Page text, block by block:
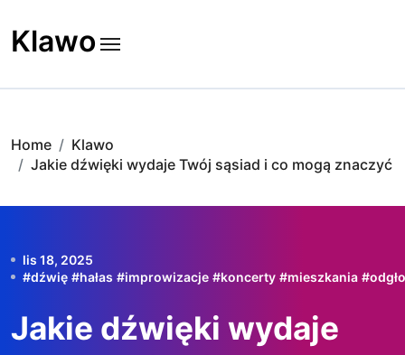
to
content
Klawo
Home
Klawo
Jakie dźwięki wydaje Twój sąsiad i co mogą znaczyć
lis 18, 2025
#dźwię #hałas #improwizacje #koncerty #mieszkania #
Jakie dźwięki wydaje